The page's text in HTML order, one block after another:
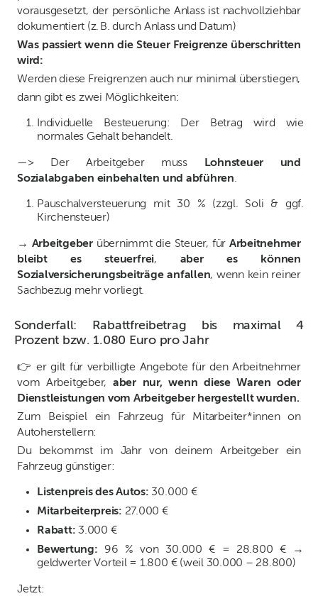
vorausgesetzt, der persönliche Anlass ist nachvollziehbar
dokumentiert (z. B. durch Anlass und Datum)
Was passiert wenn die Steuer Freigrenze überschritten
wird:
Werden diese Freigrenzen auch nur minimal überstiegen,
dann gibt es zwei Möglichkeiten:
Individuelle Besteuerung: Der Betrag wird wie
normales Gehalt behandelt.
—> Der Arbeitgeber muss
Lohnsteuer und
Sozialabgaben einbehalten und abführen.
Pauschalversteuerung mit 30 % (zzgl. Soli & ggf.
Kirchensteuer)
→ Arbeitgeberübernimmt die Steuer, für Arbeitnehmer
bleibt es steuerfrei, aber es können
Sozialversicherungsbeiträge anfallen, wenn kein reiner
Sachbezug mehr vorliegt.
Sonderfall: Rabattfreibetrag bis maximal 4
Prozent bzw. 1.080 Euro pro Jahr
👉 er gilt für verbilligte Angebote für den Arbeitnehmer
vom Arbeitgeber, aber nur, wenn diese Waren oder
Dienstleistungen vom Arbeitgeber hergestellt wurden.
Zum Beispiel ein Fahrzeug für Mitarbeiter*innen on
Autoherstellern:
Du bekommst im Jahr von deinem Arbeitgeber ein
Fahrzeug günstiger:
Listenpreis des Autos: 30.000 €
Mitarbeiterpreis: 27.000 €
Rabatt: 3.000 €
Bewertung: 96 % von 30.000 € = 28.800 € →
geldwerter Vorteil = 1.800 € (weil 30.000 – 28.800)
Jetzt: